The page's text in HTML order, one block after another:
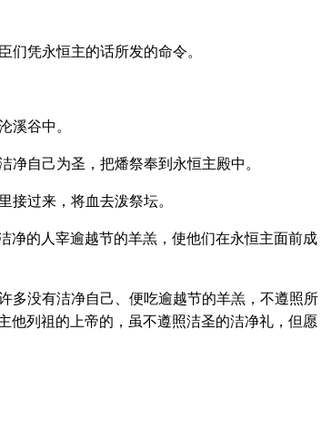
凭永恒主的话所发的命令。
谷中。
自己为圣，把燔祭奉到永恒主殿中。
过来，将血去泼祭坛。
净的人宰逾越节的羊羔，使他们在永恒主面前成
多没有洁净自己、便吃逾越节的羊羔，不遵照所
他列祖的上帝的，虽不遵照洁圣的洁净礼，但愿